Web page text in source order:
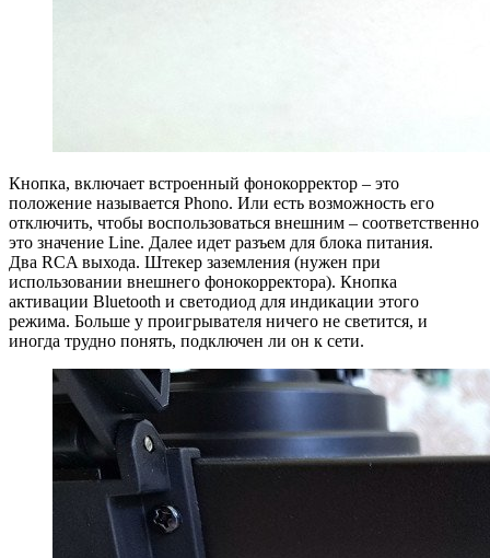
Кнопка, включает встроенный фонокорректор – это
положение называется Phono. Или есть возможность его
отключить, чтобы воспользоваться внешним – соответственно
это значение Line. Далее идет разъем для блока питания.
Два RCA выхода. Штекер заземления (нужен при
использовании внешнего фонокорректора). Кнопка
активации Bluetooth и светодиод для индикации этого
режима. Больше у проигрывателя ничего не светится, и
иногда трудно понять, подключен ли он к сети.